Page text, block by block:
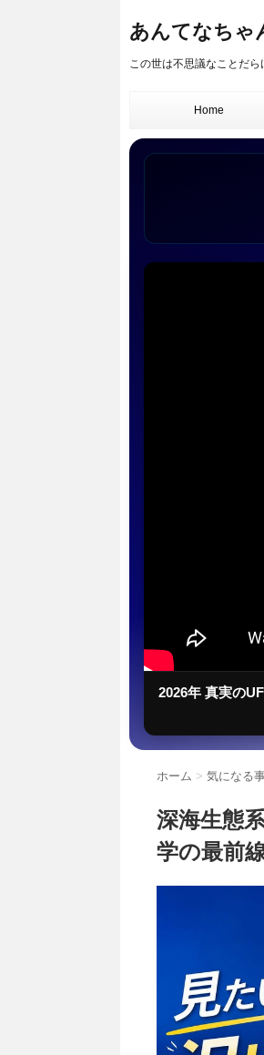
あんてなちゃ
この世は不思議なことだら
Home
2026年 真実の
ホーム > 気になる
深海生態
学の最前